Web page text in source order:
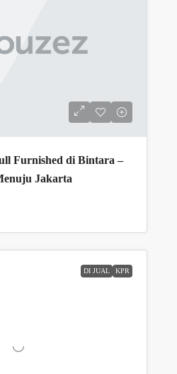
Furnished di Bintara –
Jakarta
DI JUAL KPR